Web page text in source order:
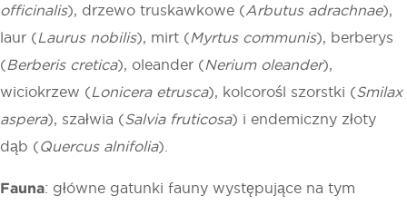
officinalis), drzewo truskawkowe (Arbutus adrachnae),
laur (Laurus nobilis), mirt (Myrtus communis), berberys
(Berberis cretica), oleander (Nerium oleander),
wiciokrzew (Lonicera etrusca), kolcorośl szorstki (Smilax
aspera), szałwia (Salvia fruticosa) i endemiczny złoty
dąb (Quercus alnifolia).
Fauna: główne gatunki fauny występujące na tym